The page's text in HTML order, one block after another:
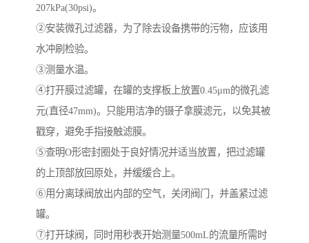
207kPa(30psi)。
②安装微孔过滤器，为了除去设备携带的污物，应该用
水冲刷检验。
③测量水温。
④打开膜过滤罐，在罐的支撑板上放置0.45μm的微孔滤
元(直径47mm)。只能用洁净的镊子拿膜滤元，以免其被
戳穿，避免手指接触滤膜。
⑤查明O形密封圈处于良好情况并适当放置，把过滤罐
的上顶部放回原处，并缓缓合上。
⑥用分离球阀放出内部的空气，关闭阀门，并盖紧过滤
罐。
⑦打开球阀，同时用秒表开始测量500mL的流量所需时